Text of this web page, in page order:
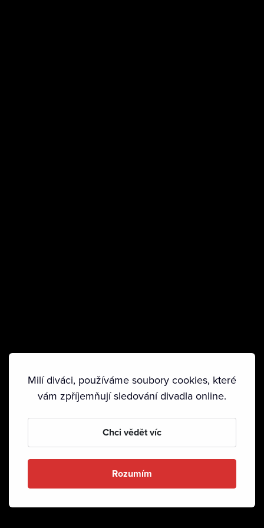
Milí diváci, používáme soubory cookies, které
vám zpříjemňují sledování divadla online.
Chci vědět víc
Rozumím